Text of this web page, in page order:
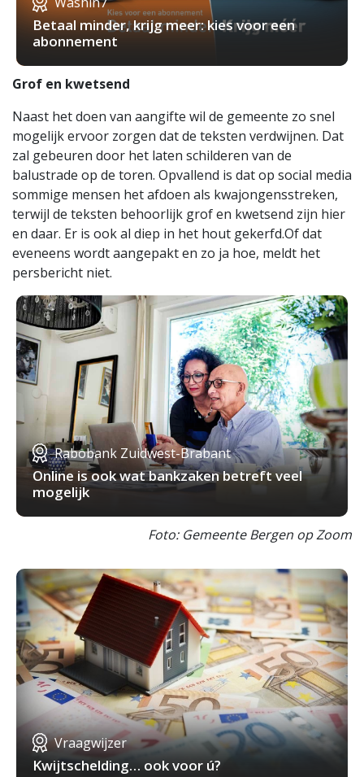
Betaal minder, krijg meer: kies voor een
abonnement
Grof en kwetsend
Naast het doen van aangifte wil de gemeente zo snel
mogelijk ervoor zorgen dat de teksten verdwijnen. Dat
zal gebeuren door het laten schilderen van de
balustrade op de toren. Opvallend is dat op social media
sommige mensen het afdoen als kwajongensstreken,
terwijl de teksten behoorlijk grof en kwetsend zijn hier
en daar. Er is ook al diep in het hout gekerfd.Of dat
eveneens wordt aangepakt en zo ja hoe, meldt het
persbericht niet.
Rabobank Zuidwest-Brabant
Online is ook wat bankzaken betreft veel
mogelijk
Foto: Gemeente Bergen op Zoom
Vraagwijzer
Kwijtschelding… ook voor ú?